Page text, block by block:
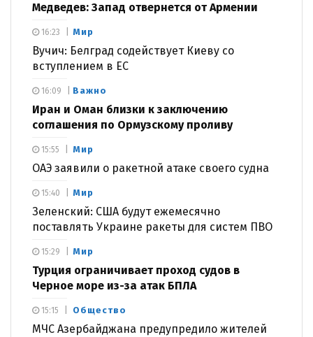
Медведев: Запад отвернется от Армении
Мир
Вучич: Белград содействует Киеву со
вступлением в ЕС
16:23
Важно
Иран и Оман близки к заключению
соглашения по Ормузскому проливу
16:09
Мир
ОАЭ заявили о ракетной атаке своего судна
15:55
Мир
Зеленский: США будут ежемесячно
поставлять Украине ракеты для систем ПВО
15:40
Мир
Турция ограничивает проход судов в
Черное море из-за атак БПЛА
15:29
Общество
МЧС Азербайджана предупредило жителей
15:15